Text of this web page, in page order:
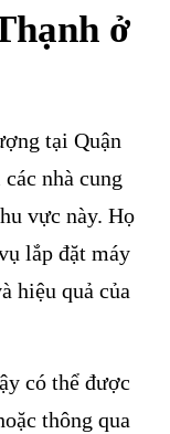
ở
tại Quận
nhà cung
vực này. Họ
lắp đặt máy
hiệu quả của
có thể được
thông qua